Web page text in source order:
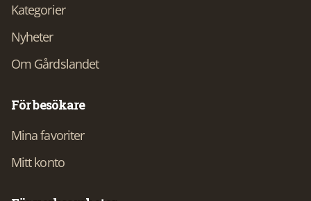
Kategorier
Nyheter
Om Gårdslandet
För besökare
Mina favoriter
Mitt konto